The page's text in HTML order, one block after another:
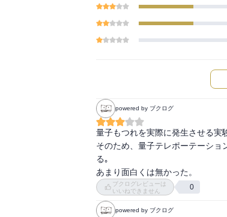
powered by ブクログ
量子もつれを実際に発生させる実
そのため、量子テレポーテーシ
る｡
あまり面白くは無かった。
ブクログレビューは
いいねできません
0
powered by ブクログ